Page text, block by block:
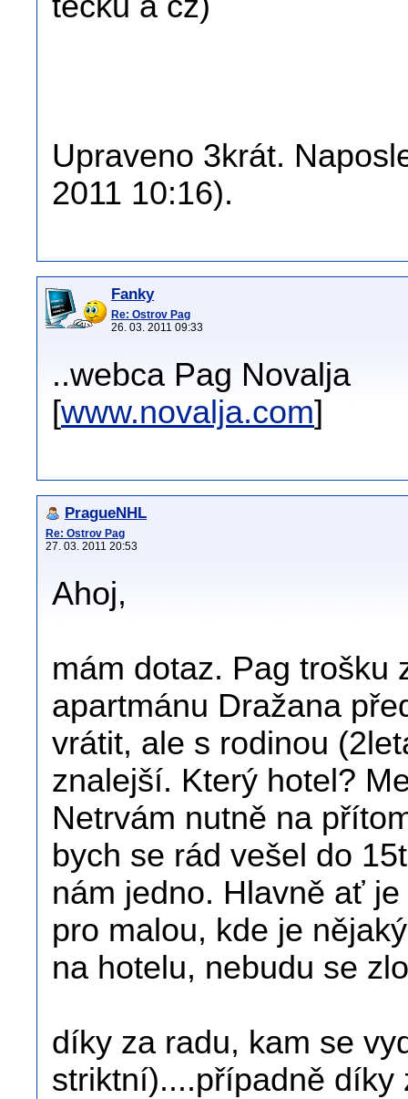
Upraveno 3krát.
2011 10:16).
Fanky
Re: Ostrov Pag
26. 03. 2011 09:33
..webca Pag Novalja
[www.novalja.com]
PragueNHL
Re: Ostrov Pag
27. 03. 2011 20:53
Ahoj,
mám dotaz. Pag trošku
apartmánu Dražana
vrátit, ale s rodinou
znalejší. Který hotel?
Netrvám nutně na
bych se rád vešel do
nám jedno. Hlavně ať
pro malou, kde je
na hotelu, nebudu se
díky za radu, kam se
striktní)....případně díky